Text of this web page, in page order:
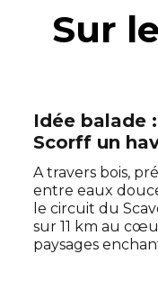
Sur
Idée balade
Scorff un
A travers bois,
entre eaux
le circuit du
sur 11 km au
paysages